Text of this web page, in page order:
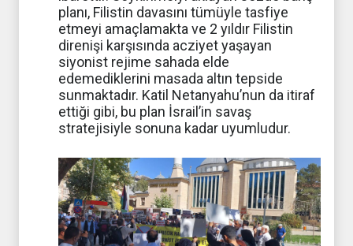
planı, Filistin davasını tümüyle tasfiye
etmeyi amaçlamakta ve 2 yıldır Filistin
direnişi karşısında acziyet yaşayan
siyonist rejime sahada elde
edemediklerini masada altın tepside
sunmaktadır. Katil Netanyahu’nun da itiraf
ettiği gibi, bu plan İsrail’in savaş
stratejisiyle sonuna kadar uyumludur.